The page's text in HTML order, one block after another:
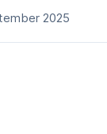
2025